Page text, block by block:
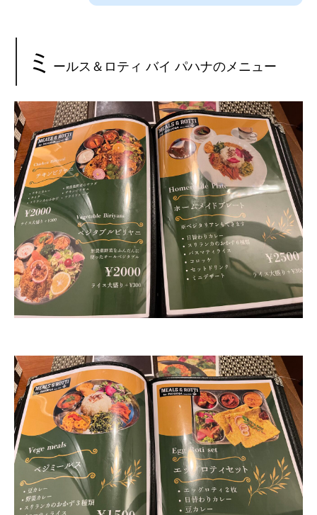
ミ ールス＆ロティ バイ パハナのメニュー